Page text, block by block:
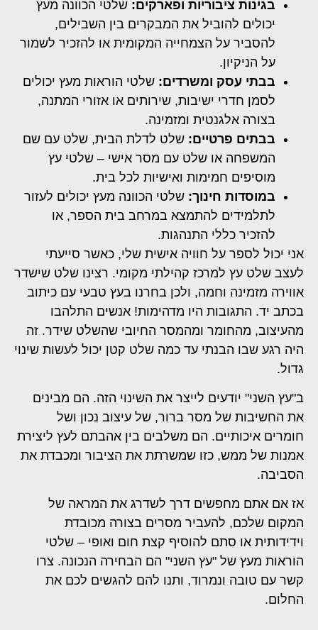
בגינות ציבוריות ופארקים: שלטי הכוונה מעץ
יכולים להוביל את המבקרים בין השבילים,
להסביר על הצמחייה המקומית או להזכיר לשמור
על הניקיון.
בבתי עסק ומשרדים: שלטי הוראות מעץ יכולים
לסמן חדרי ישיבות, שירותים או אזורי המתנה,
בצורה אלגנטית ומזמינה.
בבתים פרטיים: שלט לדלת הבית, שלט עם שם
המשפחה או שלט עם מסר אישי – שלטי עץ
מוסיפים חמימות ואישיות לכל בית.
במוסדות חינוך: שלטי הכוונה מעץ יכולים לעזור
לתלמידים להתמצא במרחב בית הספר, או
להזכיר כללי התנהגות.
אני יכול לספר על חוויה אישית שלי, כאשר סייעתי
לעצב שלט עץ למרכז קהילתי מקומי. רצינו שלט שישדר
אווירה מזמינה וחמה, ולכן בחרנו בעץ טבעי עם כיתוב
בכתב יד. התגובות היו מדהימות! אנשים התלהבו
מהעיצוב, מהחומר ומהמסר החיובי שהשלט שידר. זה
היה רגע שבו הבנתי עד כמה שלט קטן יכול לעשות שינוי
גדול.
ב"עץ השני" יודעים לייצר את השינוי הזה. הם מבינים
את החשיבות של מסר ברור, של עיצוב נכון ושל
חומרים איכותיים. הם משלבים בין אהבתם לעץ ליצירת
אמנות של ממש, כזו שמשרתת את הציבור ומכבדת את
הסביבה.
אז אם אתם מחפשים דרך לשדרג את המראה של
המקום שלכם, להעביר מסרים בצורה מכובדת
וידידותית או סתם להוסיף קצת חום ואופי – שלטי
הוראות מעץ של "עץ השני" הם הבחירה הנכונה. צרו
קשר עם טובה ונמרוד, ותנו להם להגשים לכם את
החלום.